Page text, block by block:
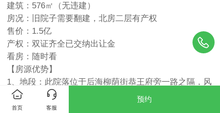
建筑：576㎡（无违建）
房况：旧院子需要翻建，北房二层有产权
售价：1.5亿
产权：双证齐全已交纳出让金
看房：随时看
【房源优势】
1、地段：此院落位于后海柳荫街恭王府旁一路之隔，风
水宝地
2、环境：胡同宽敞整洁双车道，无公厕、违建等杂乱现
首页 客服
预约